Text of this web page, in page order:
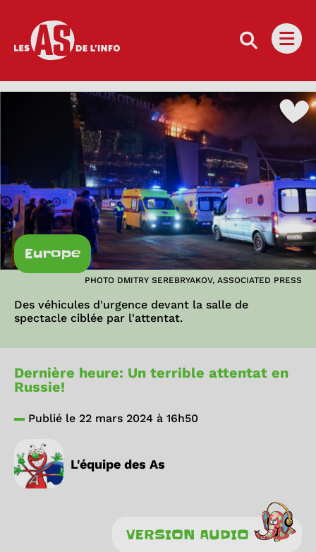
Les as de l'info
Europe
PHOTO DMITRY SEREBRYAKOV, ASSOCIATED PRESS
Des véhicules d'urgence devant la salle de
spectacle ciblée par l'attentat.
Dernière heure: Un terrible attentat en
Russie!
Publié le 22 mars 2024 à 16h50
L'équipe des As
VERSION AUDIO